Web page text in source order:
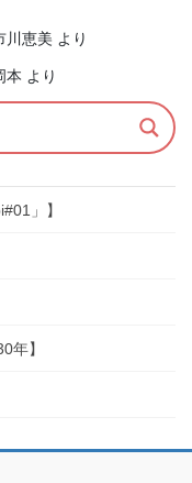
川恵美 より
本 より
」】
年】